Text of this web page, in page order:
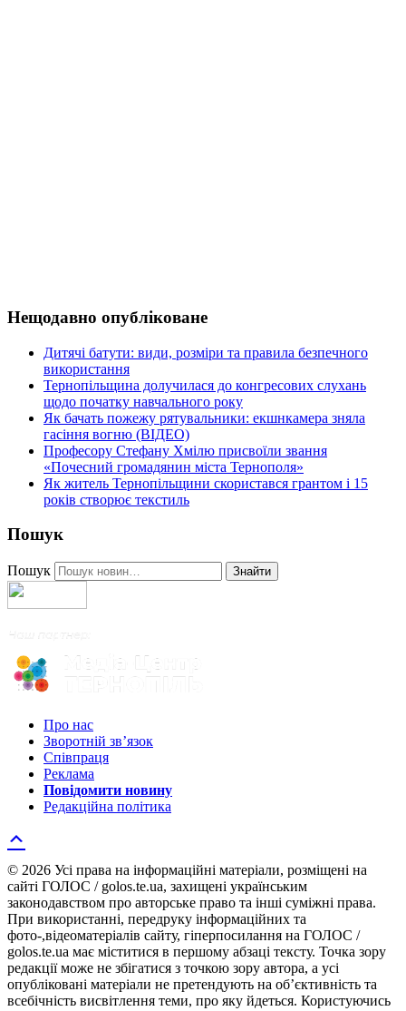
Нещодавно опубліковане
Дитячі батути: види, розміри та правила безпечного
використання
Тернопільщина долучилася до конгресових слухань
щодо початку навчального року
Як бачать пожежу рятувальники: екшнкамера зняла
гасіння вогню (ВІДЕО)
Професору Стефану Хмілю присвоїли звання
«Почесний громадянин міста Тернополя»
Як житель Тернопільщини скористався грантом і 15
років створює текстиль
Пошук
Пошук Знайти
Про нас
Зворотній зв’язок
Співпраця
Реклама
Повідомити новину
Редакційна політика
© 2026 Усі права на інформаційні матеріали, розміщені на
сайті ГОЛОС / golos.te.ua, захищені українським
законодавством про авторське право та інші суміжні права.
При використанні, передруку інформаційних та
фото-,відеоматеріалів сайту, гіперпосилання на ГОЛОС /
golos.te.ua має міститися в першому абзаці тексту. Точка зору
редакції може не збігатися з точкою зору автора, а усі
опубліковані матеріали не претендують на об’єктивність та
всебічність висвітлення теми, про яку йдеться. Користуючись